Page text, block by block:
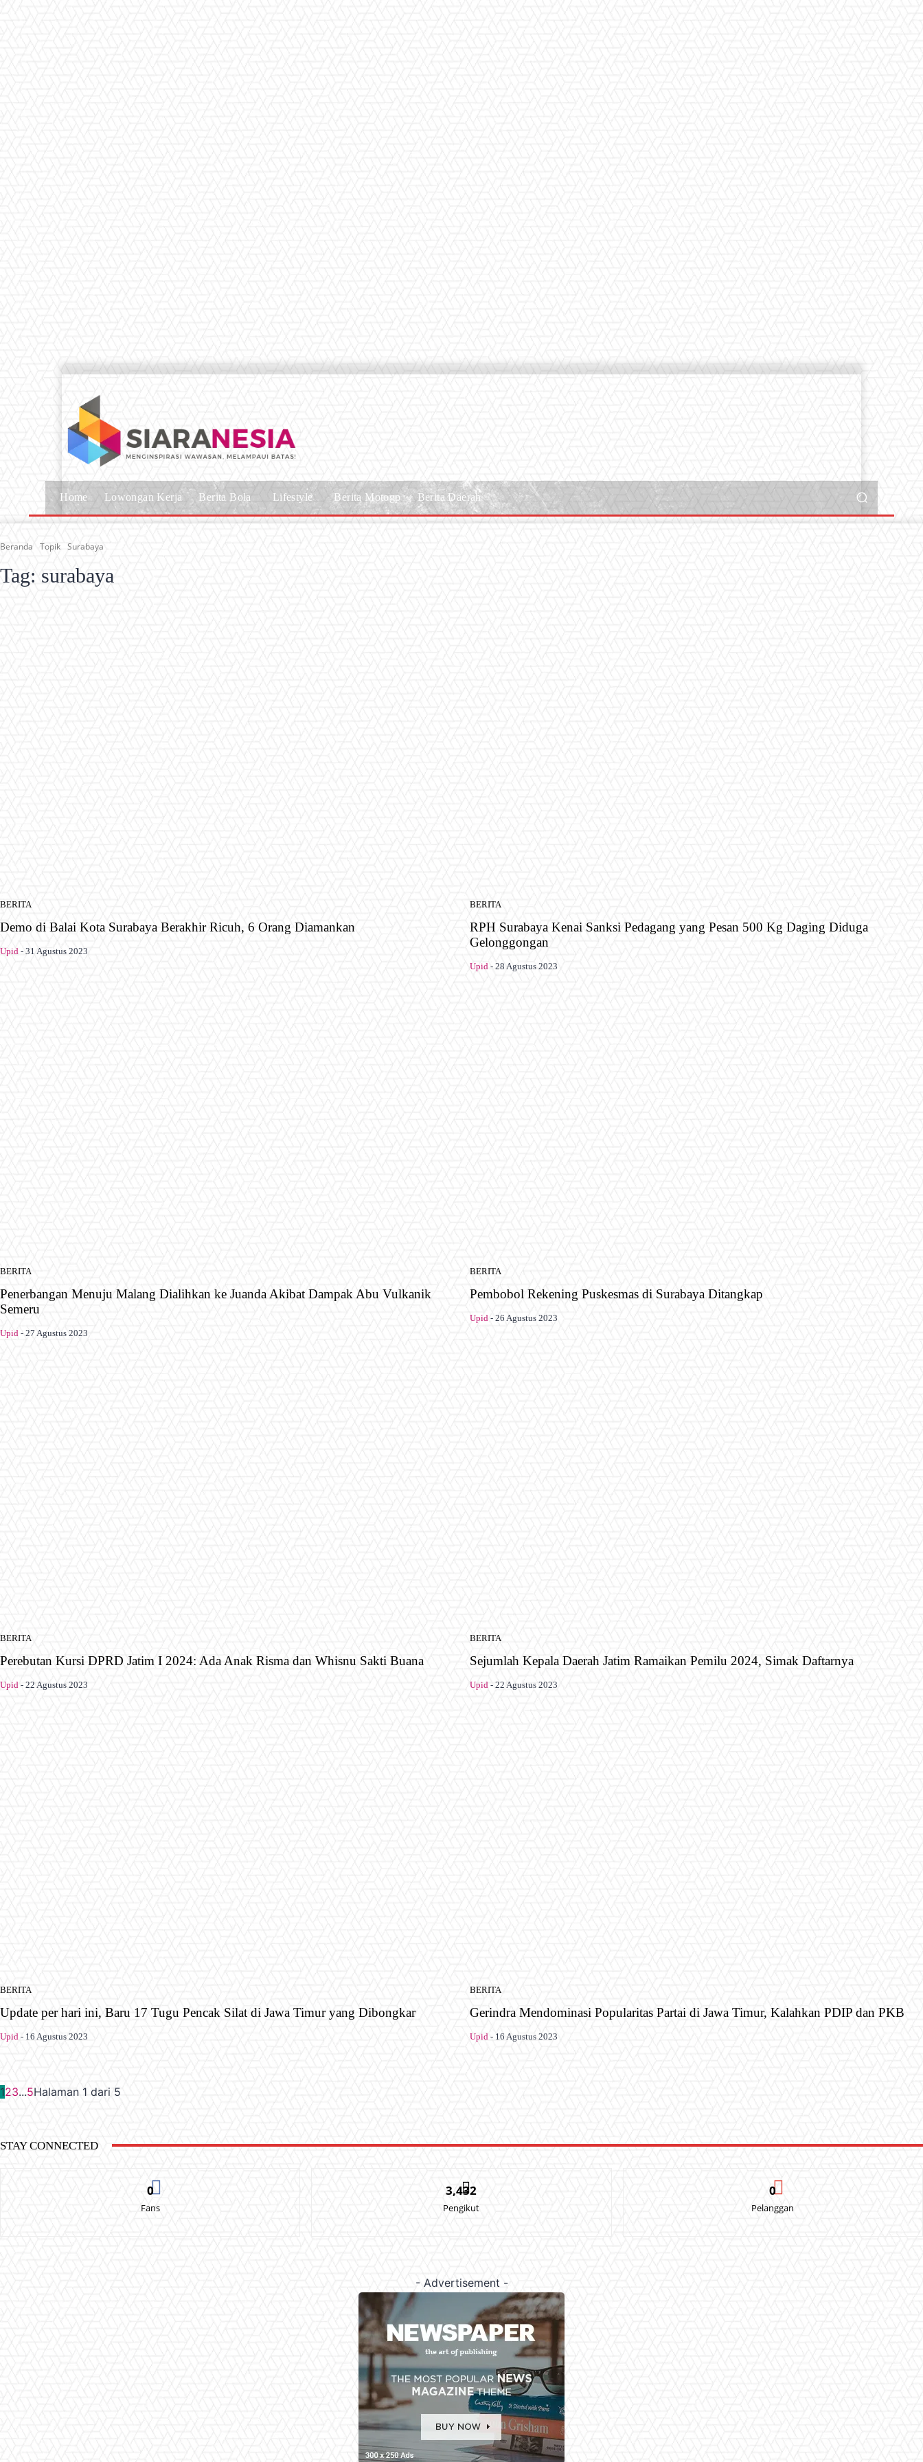
Home Lowongan Kerja Berita Bola Lifestyle Berita Motogp Berita Daerah
Beranda Topik Surabaya
Tag: surabaya
BERITA
Demo di Balai Kota Surabaya Berakhir Ricuh, 6 Orang Diamankan
Upid - 31 Agustus 2023
BERITA
RPH Surabaya Kenai Sanksi Pedagang yang Pesan 500 Kg Daging Diduga
Gelonggongan
Upid - 28 Agustus 2023
BERITA
Penerbangan Menuju Malang Dialihkan ke Juanda Akibat Dampak Abu Vulkanik
Semeru
Upid - 27 Agustus 2023
BERITA
Pembobol Rekening Puskesmas di Surabaya Ditangkap
Upid - 26 Agustus 2023
BERITA
Perebutan Kursi DPRD Jatim I 2024: Ada Anak Risma dan Whisnu Sakti Buana
Upid - 22 Agustus 2023
BERITA
Sejumlah Kepala Daerah Jatim Ramaikan Pemilu 2024, Simak Daftarnya
Upid - 22 Agustus 2023
BERITA
Update per hari ini, Baru 17 Tugu Pencak Silat di Jawa Timur yang Dibongkar
Upid - 16 Agustus 2023
BERITA
Gerindra Mendominasi Popularitas Partai di Jawa Timur, Kalahkan PDIP dan PKB
Upid - 16 Agustus 2023
123...5Halaman 1 dari 5
STAY CONNECTED
0
Fans
3,432
Pengikut
0
Pelanggan
- Advertisement -